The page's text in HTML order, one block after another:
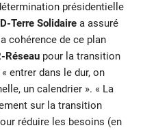
présidentielle
Terre Solidaire a assuré
cohérence de ce plan
Réseau pour la transition
entrer dans le dur, on
un calendrier ». « La
sur la transition
réduire les besoins (en